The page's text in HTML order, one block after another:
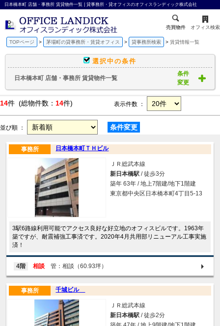
日本橋本町 店舗・事務所 賃貸物件一覧 | 貸事務所・貸オフィスのオフィスランディック株式会社
売買物件 オフィス検索
TOPページ 茅場町の貸事務所・賃貸オフィス 貸事務所検索 賃貸情報一覧
選択中の条件
日本橋本町 店舗・事務所 賃貸物件一覧
条件
変更
14件 (総物件数： 14件) 表示件数 ：
並び順 ： 条件変更
日本橋本町ＴＨビル
事務所
ＪＲ総武本線
新日本橋駅 / 徒歩3分
築年 63年 / 地上7階建/地下1階建
東京都中央区日本橋本町4丁目5-13
3駅6路線利用可能でアクセス良好な好立地のオフィスビルです。1963年
築ですが、耐震補強工事済です。2020年4月共用部リニューアル工事実施
済！
4階 相談 管：相談（60.93坪）
千城ビル
事務所
ＪＲ総武本線
新日本橋駅 / 徒歩2分